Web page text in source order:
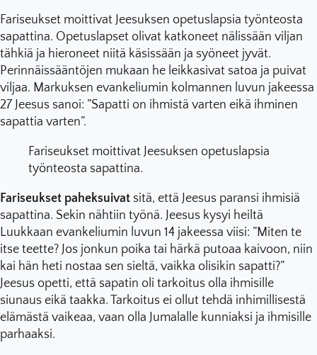
Fariseukset moittivat Jeesuksen opetuslapsia työnteosta
sapattina. Opetuslapset olivat katkoneet nälissään viljan
tähkiä ja hieroneet niitä käsissään ja syöneet jyvät.
Perinnäissääntöjen mukaan he leikkasivat satoa ja puivat
viljaa. Markuksen evankeliumin kolmannen luvun jakeessa
27 Jeesus sanoi: ”Sapatti on ihmistä varten eikä ihminen
sapattia varten”.
Fariseukset moittivat Jeesuksen opetuslapsia
työnteosta sapattina.
Fariseukset paheksuivat sitä, että Jeesus paransi ihmisiä
sapattina. Sekin nähtiin työnä. Jeesus kysyi heiltä
Luukkaan evankeliumin luvun 14 jakeessa viisi: ”Miten te
itse teette? Jos jonkun poika tai härkä putoaa kaivoon, niin
kai hän heti nostaa sen sieltä, vaikka olisikin sapatti?”
Jeesus opetti, että sapatin oli tarkoitus olla ihmisille
siunaus eikä taakka. Tarkoitus ei ollut tehdä inhimillisestä
elämästä vaikeaa, vaan olla Jumalalle kunniaksi ja ihmisille
parhaaksi.